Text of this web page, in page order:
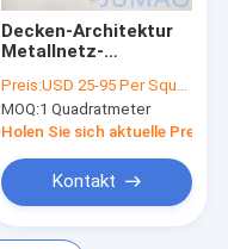
Decken-Architektur
Metallnetz-
Drahtgitter Einsätze
für Schränke OEM
Preis:USD 25-95 Per Square Meter
MOQ:1 Quadratmeter
Holen Sie sich aktuelle Preis
Kontakt